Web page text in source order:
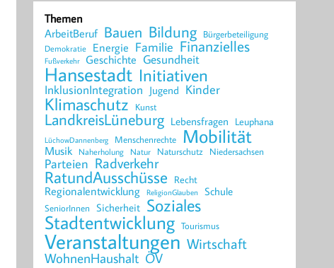
Themen
ArbeitBeruf Bauen Bildung Bürgerbeteiligung
Demokratie Energie Familie Finanzielles
Fußverkehr Geschichte Gesundheit
Hansestadt Initiativen
InklusionIntegration Jugend Kinder
Klimaschutz Kunst
LandkreisLüneburg Lebensfragen Leuphana
LüchowDannenberg Menschenrechte Mobilität
Musik Naherholung Natur Naturschutz Niedersachsen
Parteien Radverkehr
RatundAusschüsse Recht
Regionalentwicklung ReligionGlauben Schule
SeniorInnen Sicherheit Soziales
Stadtentwicklung Tourismus
Veranstaltungen Wirtschaft
WohnenHaushalt ÖV